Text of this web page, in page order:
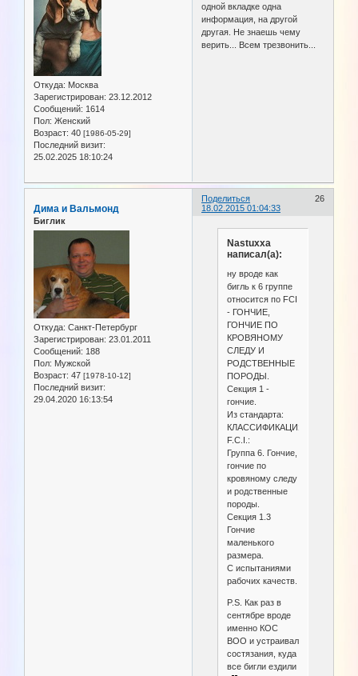
Откуда: Москва
Зарегистрирован: 23.12.2012
Сообщений: 1614
Пол: Женский
Возраст: 40 [1986-05-29]
Последний визит:
25.02.2025 18:10:24
одной вкладке одна
информация, на другой
другая. Не знаешь чему
верить... Всем трезвонить...
Поделиться
26
18.02.2015 01:04:33
Дима и Вальмонд
Биглик
Откуда: Санкт-Петербург
Зарегистрирован: 23.01.2011
Сообщений: 188
Пол: Мужской
Возраст: 47 [1978-10-12]
Последний визит:
29.04.2020 16:13:54
Nastuxxa
написал(а):
ну вроде как
бигль к 6 группе
относится по FCI
- ГОНЧИЕ,
ГОНЧИЕ ПО
КРОВЯНОМУ
СЛЕДУ И
РОДСТВЕННЫЕ
ПОРОДЫ.
Секция 1 -
гончие.
Из стандарта:
КЛАССИФИКАЦИЯ
F.C.I.:
Группа 6. Гончие,
гончие по
кровяному следу
и родственные
породы.
Секция 1.3
Гончие
маленького
размера.
С испытаниями
рабочих качеств.
P.S. Как раз в
сентябре вроде
именно КОС
ВОО и устраивал
состязания, куда
все бигли ездили